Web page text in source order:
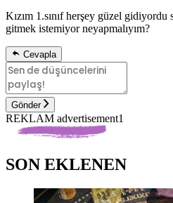
Kızım 1.sınıf herşey güzel
gitmek istemiyor neyapmalıyım?
Cevapla
Gönder
REKLAM advertisement1
SON EKLENEN